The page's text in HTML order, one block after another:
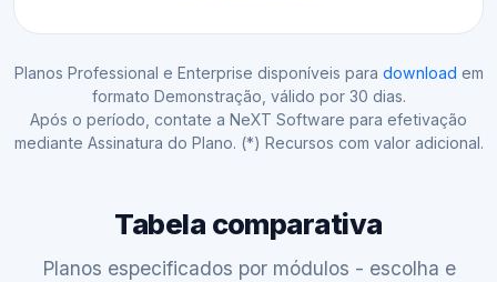
Planos Professional e Enterprise disponíveis para download em
formato Demonstração, válido por 30 dias.
Após o período, contate a NeXT Software para efetivação
mediante Assinatura do Plano. (*) Recursos com valor adicional.
Tabela comparativa
Planos especificados por módulos - escolha e